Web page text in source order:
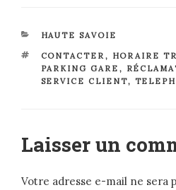
CATÉGORIES
HAUTE SAVOIE
ÉTIQUETTES
CONTACTER, HORAIRE
PARKING GARE ,
SERVICE CLIENT,
Laisser un
Votre adresse e-mail ne sera